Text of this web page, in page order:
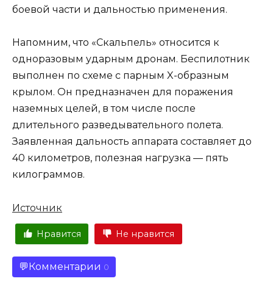
боевой части и дальностью применения.
Напомним, что «Скальпель» относится к
одноразовым ударным дронам. Беспилотник
выполнен по схеме с парным X-образным
крылом. Он предназначен для поражения
наземных целей, в том числе после
длительного разведывательного полета.
Заявленная дальность аппарата составляет до
40 километров, полезная нагрузка — пять
килограммов.
Источник
Нравится Не нравится
Комментарии 0